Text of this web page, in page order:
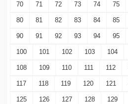
70 71 72 73 74 75
80 81 82 83 84 85
90 91 92 93 94 95
100 101 102 103 104
108 109 110 111 112
117 118 119 120 121
125 126 127 128 129